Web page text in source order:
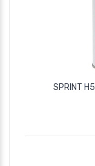
SPRINT